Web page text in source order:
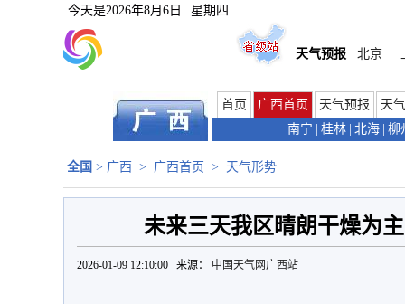
今天是2026年8月6日 星期四
天气预报 北京
首页 广西首页 天气预报
天
南宁
桂林 北海 柳
全国 > 广西 > 广西首页 > 天气形势
未来三天我区晴朗干燥为
2026-01-09 12:10:00 来源： 中国天气网广西站